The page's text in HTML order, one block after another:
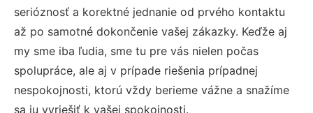
serióznosť a korektné jednanie od prvého kontaktu
až po samotné dokončenie vašej zákazky. Keďže aj
my sme iba ľudia, sme tu pre vás nielen počas
spolupráce, ale aj v prípade riešenia prípadnej
nespokojnosti, ktorú vždy berieme vážne a snažíme
sa ju vyriešiť k vašej spokojnosti.